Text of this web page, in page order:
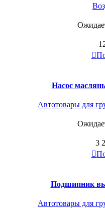
Насос
Автотовары для
3
Подшипник
Автотовары для